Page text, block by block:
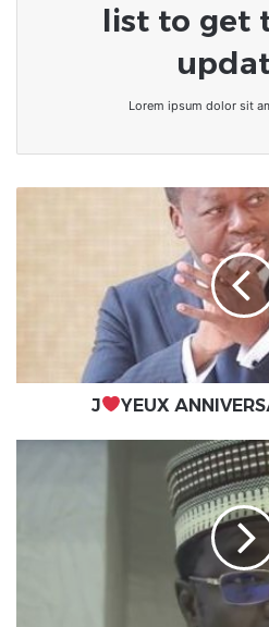
list to get
Lorem ipsum dolor sit
J YEUX